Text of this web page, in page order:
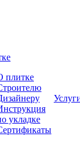
плитке
укладке